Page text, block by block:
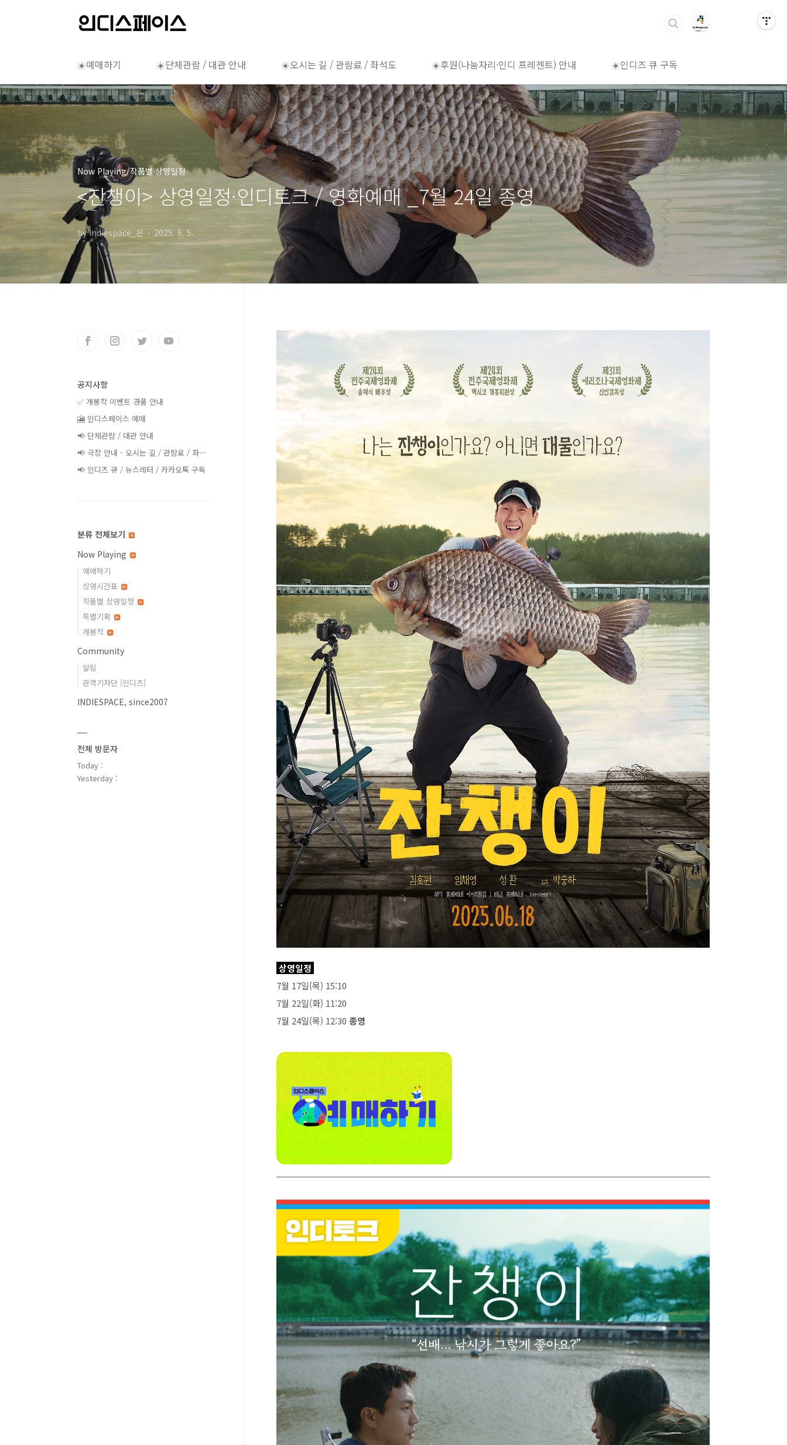
☀️예매하기 ☀️단체관람 / 대관 안내 ☀️오시는 길 / 관람료 / 좌석도 ☀️후원(나눔자리·인디 프레젠트) 안내 ☀️인디즈 큐 구독
Now Playing/작품별 상영일정
<잔챙이> 상영일정·인디토크 / 영화예매 _7월 24일 종영
by indiespace_은 2025. 6. 5.
상영일정
7월 17일(목) 15:10
7월 22일(화) 11:20
7월 24일(목) 12:30 종영
공지사항
✅ 개봉작 이벤트 경품 안내
🎦 인디스페이스 예매
📢 단체관람 / 대관 안내
📢 극장 안내 - 오시는 길 / 관람료 / 좌⋯
📢 인디즈 큐 / 뉴스레터 / 카카오톡 구독
분류 전체보기
Now Playing
예매하기
상영시간표
작품별 상영일정
특별기획
개봉작
Community
알림
관객기자단 [인디즈]
INDIESPACE, since2007
전체 방문자
Today :
Yesterday :